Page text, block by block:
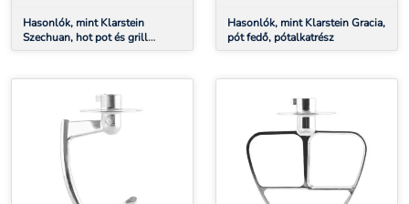
Hasonlók, mint Klarstein
Szechuan, hot pot és grill
lemez, 5 l űrtartalom, 1350 W,
Hasonlók, mint Klarstein Gracia,
pót fedő, pótalkatrész